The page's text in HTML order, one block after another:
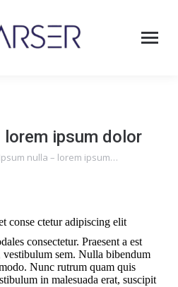
lorem ipsum dolor
Ipsum nulla – lorem ipsum…
conse ctetur adipiscing elit
consectetur. Praesent a est
sem. Nulla bibendum
Nunc rutrum quam quis
in malesuada erat, suscipit